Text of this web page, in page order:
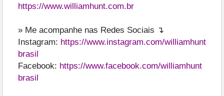
https://www.williamhunt.com.br
» Me acompanhe nas Redes Sociais ↴
Instagram: https://www.instagram.com/williamhunt
brasil
Facebook: https://www.facebook.com/williamhunt
brasil